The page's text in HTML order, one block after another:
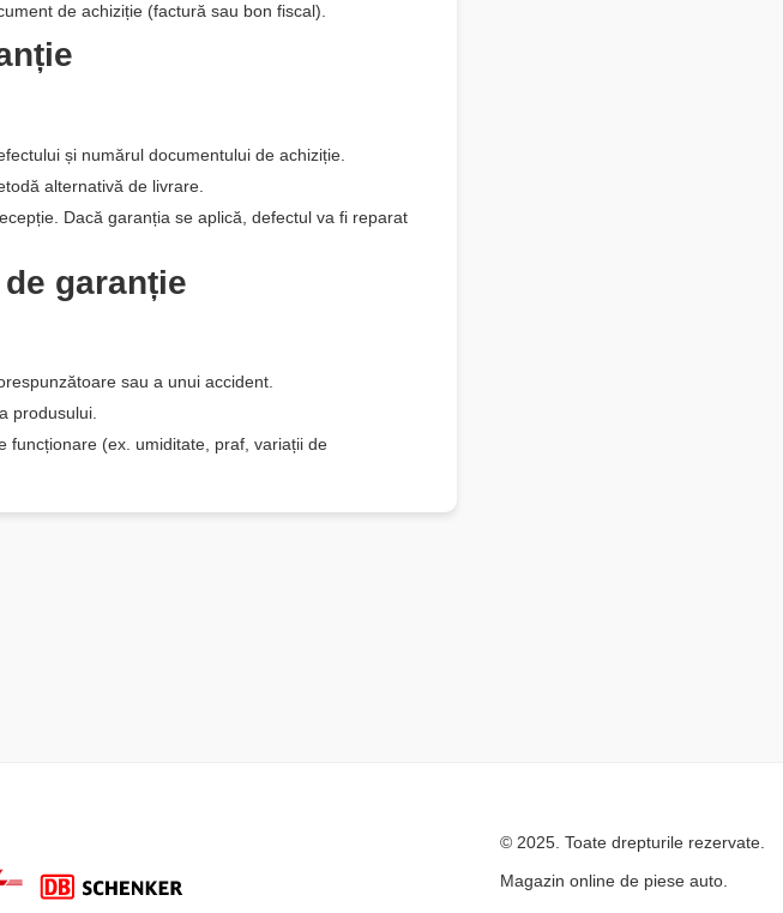
de achiziție (factură sau bon fiscal).
și numărul documentului de achiziție.
alternativă de livrare.
Dacă garanția se aplică, defectul va fi reparat
garanție
sau a unui accident.
produsului.
funcționare (ex. umiditate, praf, variații de
© 2025. Toate drepturile rezervate.
Magazin online de piese auto.